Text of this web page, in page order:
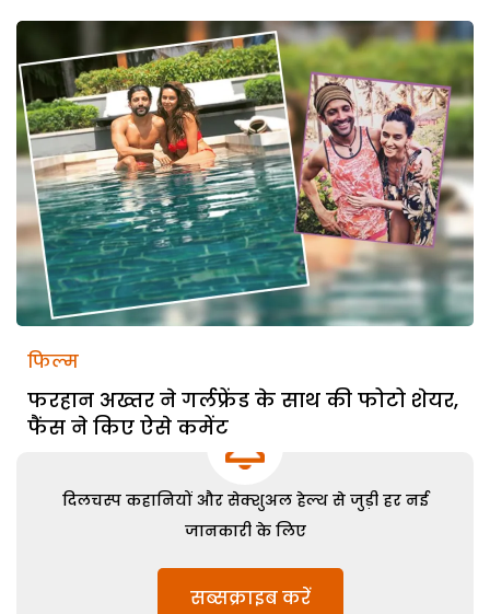
फिल्म
फरहान अख्तर ने गर्लफ्रेंड के साथ की फोटो शेयर,
फैंस ने किए ऐसे कमेंट
दिलचस्प कहानियों और सेक्शुअल हेल्थ से जुड़ी हर नई
जानकारी के लिए
सब्सक्राइब करें